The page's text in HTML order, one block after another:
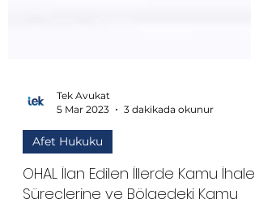
Tek Avukat
5 Mar 2023
Afet Hukuku